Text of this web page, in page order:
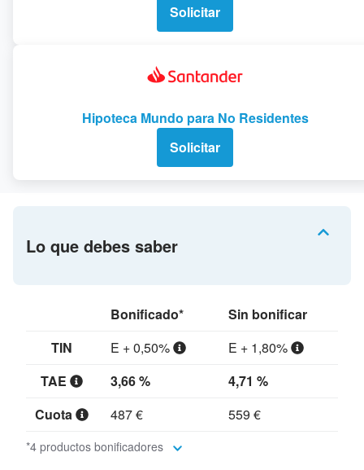
Solicitar
Hipoteca Mundo para No Residentes
Solicitar
Lo que debes saber
Bonificado*
Sin bonificar
TIN
E + 0,50%
E + 1,80%
TAE
3,66 %
4,71 %
Cuota
487 € 559 €
*4 productos bonificadores